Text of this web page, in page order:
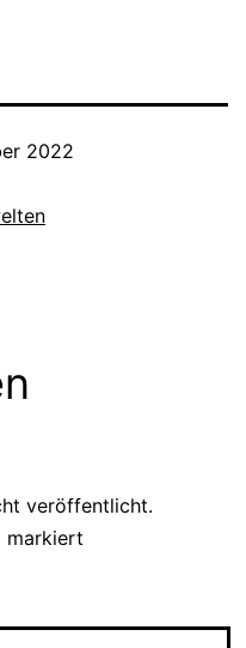
2022
veröffentlicht.
markiert